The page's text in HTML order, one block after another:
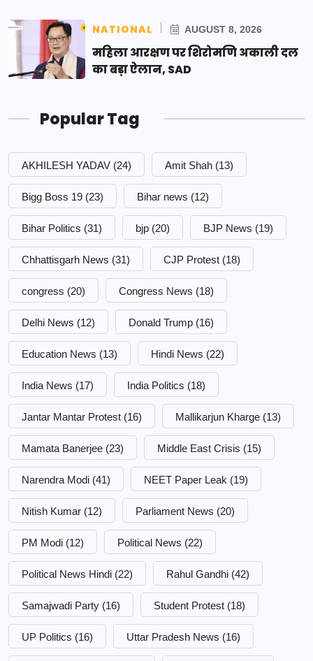
NATIONAL AUGUST 8, 2026
महिला आरक्षण पर शिरोमणि अकाली दल
का बड़ा ऐलान, SAD
Popular Tag
AKHILESH YADAV (24) Amit Shah (13)
Bigg Boss 19 (23) Bihar news (12)
Bihar Politics (31) bjp (20) BJP News (19)
Chhattisgarh News (31) CJP Protest (18)
congress (20) Congress News (18)
Delhi News (12) Donald Trump (16)
Education News (13) Hindi News (22)
India News (17) India Politics (18)
Jantar Mantar Protest (16) Mallikarjun Kharge (13)
Mamata Banerjee (23) Middle East Crisis (15)
Narendra Modi (41) NEET Paper Leak (19)
Nitish Kumar (12) Parliament News (20)
PM Modi (12) Political News (22)
Political News Hindi (22) Rahul Gandhi (42)
Samajwadi Party (16) Student Protest (18)
UP Politics (16) Uttar Pradesh News (16)